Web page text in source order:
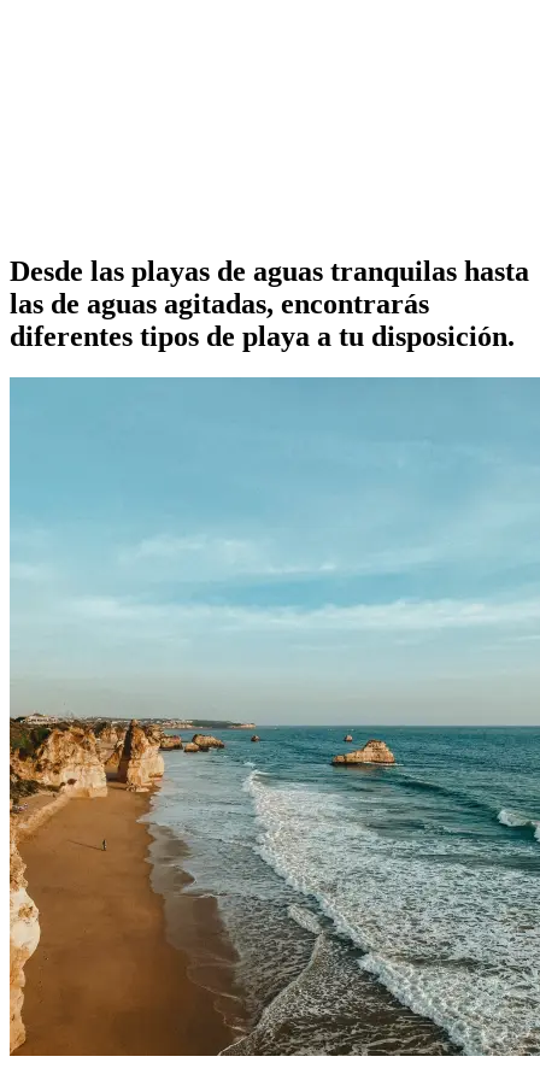
Desde las playas de aguas tranquilas hasta
las de aguas agitadas, encontrarás
diferentes tipos de playa a tu disposición.